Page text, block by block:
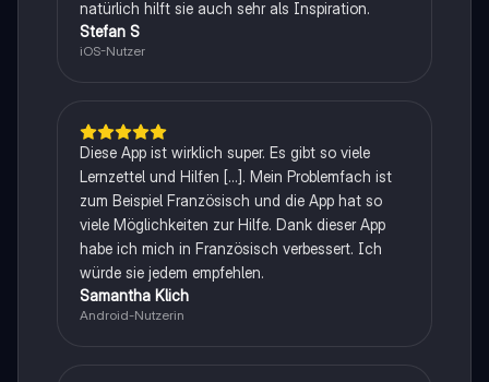
natürlich hilft sie auch sehr als Inspiration.
Stefan S
iOS-Nutzer
Diese App ist wirklich super. Es gibt so viele
Lernzettel und Hilfen [...]. Mein Problemfach ist
zum Beispiel Französisch und die App hat so
viele Möglichkeiten zur Hilfe. Dank dieser App
habe ich mich in Französisch verbessert. Ich
würde sie jedem empfehlen.
Samantha Klich
Android-Nutzerin